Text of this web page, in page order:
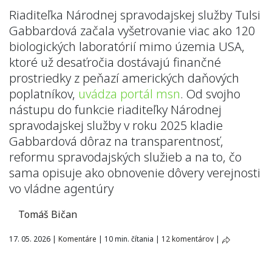
Riaditeľka Národnej spravodajskej služby Tulsi
Gabbardová začala vyšetrovanie viac ako 120
biologických laboratórií mimo územia USA,
ktoré už desaťročia dostávajú finančné
prostriedky z peňazí amerických daňových
poplatníkov, uvádza portál msn. Od svojho
nástupu do funkcie riaditeľky Národnej
spravodajskej služby v roku 2025 kladie
Gabbardová dôraz na transparentnosť,
reformu spravodajských služieb a na to, čo
sama opisuje ako obnovenie dôvery verejnosti
vo vládne agentúry
Tomáš Bičan
17. 05. 2026 | Komentáre | 10 min. čítania | 12 komentárov |